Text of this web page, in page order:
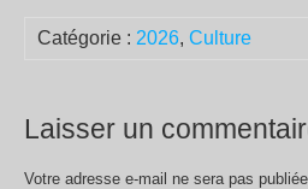
Catégorie : 2026, Culture
Laisser un
Votre adresse e-mail ne sera pas